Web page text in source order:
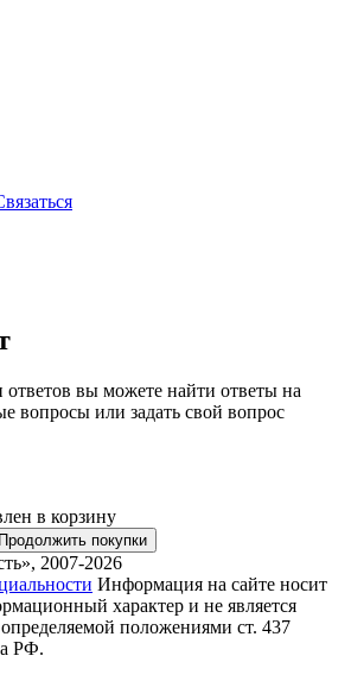
ответов вы можете найти ответы на
вопросы или задать свой вопрос
в корзину
Продолжить покупки
2007-2026
Информация на сайте носит
характер и не является
положениями ст. 437
РФ.